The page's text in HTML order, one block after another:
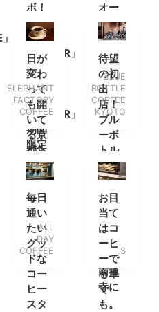
ボ！
「ON
THE
CORNER」
改め
「NON
THE
CORNER」
期間
限定
オー
プン
オー
プン
日が
変わ
って
も開
いて
る京
都ら
しい
コー
ヒー
ショ
ップ
ELEPHANT
FACTORY
COFFEE
待望
の初
出
店！
ブル
ーボ
トル
コー
ヒー
の関
西第
一号
は京
都の
南禅
寺に
BLUE
BOTTLE
COFFEE
KYOTO
毎日
通い
たい
グッ
ドな
コー
ヒー
スタ
ALL
DAY
COFFEE
お目
当て
はコ
ーヒ
ーで
も車
で
も。
.S